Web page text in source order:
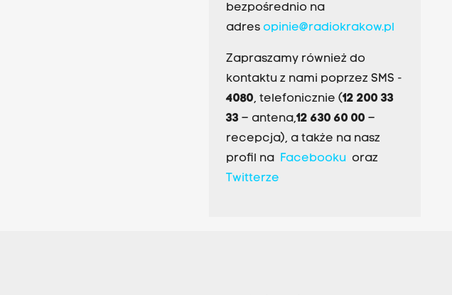
bezpośrednio na
adres opinie@radiokrakow.pl
Zapraszamy również do
kontaktu z nami poprzez SMS -
4080, telefonicznie (12 200 33
33– antena,12 630 60 00 –
recepcja), a także na nasz
profil na Facebookuoraz
Twitterze